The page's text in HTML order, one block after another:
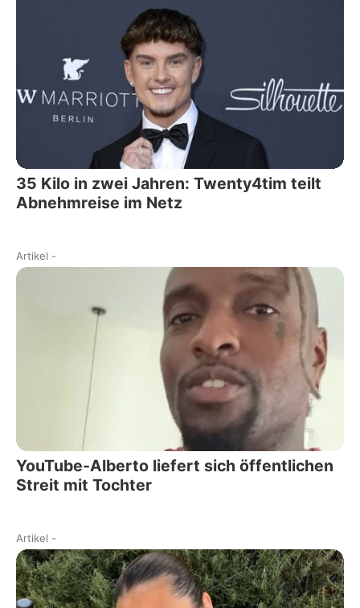
35 Kilo in zwei Jahren: Twenty4tim teilt
Abnehmreise im Netz
Artikel -
YouTube-Alberto liefert sich öffentlichen
Streit mit Tochter
Artikel -